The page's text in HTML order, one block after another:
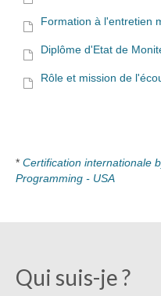
Formation à l'entretien
Diplôme d'Etat de
Rôle et mission de
* Certification internationale
Programming - USA
Qui suis-je ?